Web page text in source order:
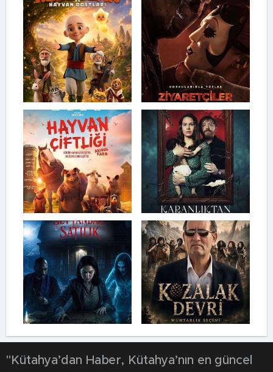
"Kütahya’dan Haber, Kütahya’nın en güncel